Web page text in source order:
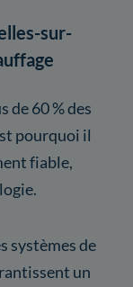
sur-
de 60 % des
pourquoi il
fiable,
systèmes de
un